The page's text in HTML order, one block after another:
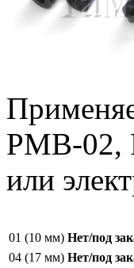
PMB-02,
или
01 (10 мм) Нет/под
04 (17 мм) Нет/под